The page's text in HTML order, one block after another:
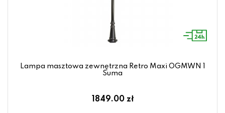
Lampa masztowa zewnętrzna Retro Maxi OGMWN 1
Suma
1849.00 zł